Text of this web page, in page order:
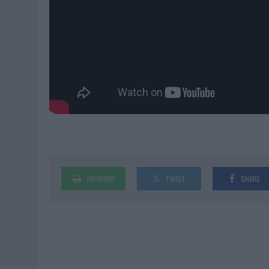
IMPRIMIR TWEET SHARE